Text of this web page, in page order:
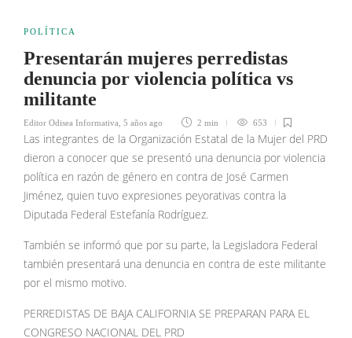
POLÍTICA
Presentarán mujeres perredistas
denuncia por violencia política vs
militante
Editor Odisea Informativa 5 años ago 2 min 653
Las integrantes de la Organización Estatal de la Mujer del PRD
dieron a conocer que se presentó una denuncia por violencia
política en razón de género en contra de José Carmen
Jiménez, quien tuvo expresiones peyorativas contra la
Diputada Federal Estefanía Rodríguez.
También se informó que por su parte, la Legisladora Federal
también presentará una denuncia en contra de este militante
por el mismo motivo.
PERREDISTAS DE BAJA CALIFORNIA SE PREPARAN PARA EL
CONGRESO NACIONAL DEL PRD